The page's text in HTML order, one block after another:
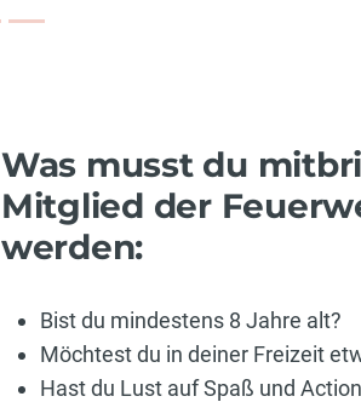
Was musst du
Mitglied der
werden:
Bist du mindestens 8 Jahre alt?
Möchtest du in deiner Freizeit
Hast du Lust auf Spaß und